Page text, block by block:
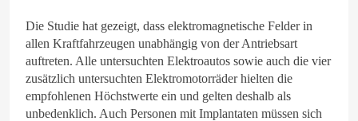
Die Studie hat gezeigt, dass elektromagnetische Felder in
allen Kraftfahrzeugen unabhängig von der Antriebsart
auftreten. Alle untersuchten Elektroautos sowie auch die vier
zusätzlich untersuchten Elektromotorräder hielten die
empfohlenen Höchstwerte ein und gelten deshalb als
unbedenklich. Auch Personen mit Implantaten müssen sich